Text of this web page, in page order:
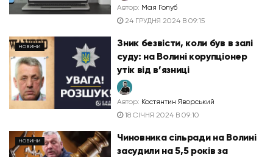
Автор: Мая Голуб
24 ГРУДНЯ 2024 В 09:15
НОВИНИ
Зник безвісти, коли був в залі
суду: на Волині корупціонер
утік від в’язниці
Автор: Костянтин Яворський
18 СІЧНЯ 2024 В 09:10
НОВИНИ
Чиновника сільради на Волині
засудили на 5,5 років за